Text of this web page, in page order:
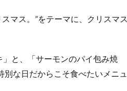
マス。”をテーマに、クリスマス
と、「サーモンのパイ包み焼
な日だからこそ食べたいメニュ